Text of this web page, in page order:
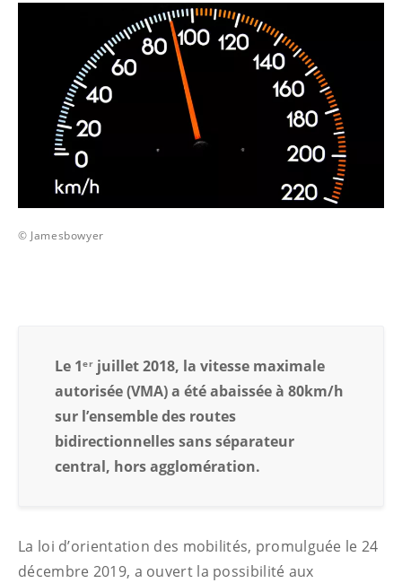
© Jamesbowyer
Le 1er juillet 2018, la vitesse maximale
autorisée (VMA) a été abaissée à 80km/h
sur l’ensemble des routes
bidirectionnelles sans séparateur
central, hors agglomération.
La loi d’orientation des mobilités, promulguée le 24
décembre 2019, a ouvert la possibilité aux